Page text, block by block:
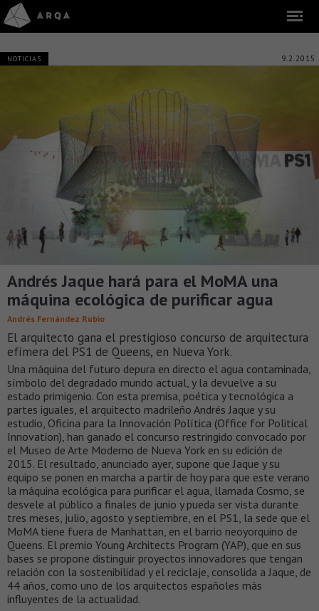
NOTICIAS 9.2.2015
Andrés Jaque hará para el MoMA una
máquina ecológica de purificar agua
Andrés Fernández Rubio
El arquitecto gana el prestigioso concurso de arquitectura
efímera del PS1 de Queens, en Nueva York.
Una máquina del futuro depura en directo el agua contaminada,
símbolo del degradado mundo actual, y la devuelve a su
estado primigenio. Con esta premisa, poética y tecnológica a
partes iguales, el arquitecto madrileño Andrés Jaque y su
estudio, Oficina para la Innovación Política (Office for Political
Innovation), han ganado el concurso restringido convocado por
el Museo de Arte Moderno de Nueva York en su edición de
2015. El resultado, anunciado ayer, supone que Jaque y su
equipo se ponen en marcha a partir de hoy para que este verano
la máquina ecológica para purificar el agua, llamada Cosmo, se
desvele al público a finales de junio y pueda ser vista durante
tres meses, julio, agosto y septiembre, en el PS1, la sede que el
MoMA tiene fuera de Manhattan, en el barrio neoyorquino de
Queens. El premio Young Architects Program (YAP), que en sus
bases se propone distinguir proyectos innovadores que tengan
relación con la sostenibilidad y el reciclaje, consolida a Jaque, de
44 años, como uno de los arquitectos españoles más
influyentes de la actualidad.